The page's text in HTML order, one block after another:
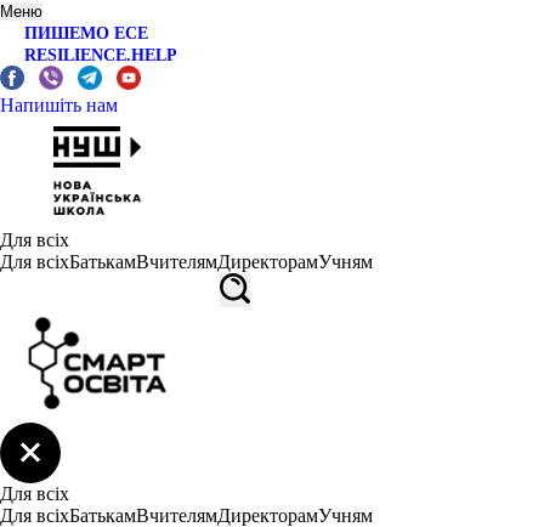
Меню
ПИШЕМО ЕСЕ
RESILIENCE.HELP
Напишіть нам
Для всіх
Для всіхБатькамВчителямДиректорамУчням
Для всіх
Для всіхБатькамВчителямДиректорамУчням